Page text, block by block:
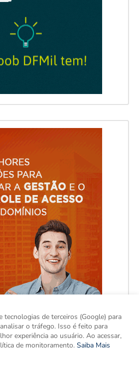
tecnologias de terceiros (Google) para
o tráfego. Isso é feito para
experiência ao usuário. Ao acessar,
de monitoramento. Saiba Mais